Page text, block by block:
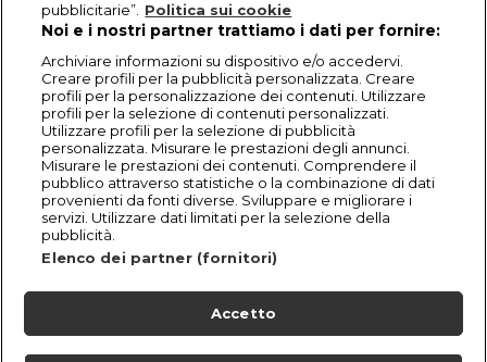
pubblicitarie”. Politica sui cookie
Noi e i nostri partner trattiamo i dati per fornire:
Archiviare informazioni su dispositivo e/o accedervi.
Creare profili per la pubblicità personalizzata. Creare
profili per la personalizzazione dei contenuti. Utilizzare
profili per la selezione di contenuti personalizzati.
Utilizzare profili per la selezione di pubblicità
personalizzata. Misurare le prestazioni degli annunci.
Misurare le prestazioni dei contenuti. Comprendere il
pubblico attraverso statistiche o la combinazione di dati
provenienti da fonti diverse. Sviluppare e migliorare i
servizi. Utilizzare dati limitati per la selezione della
pubblicità.
Elenco dei partner (fornitori)
Accetto